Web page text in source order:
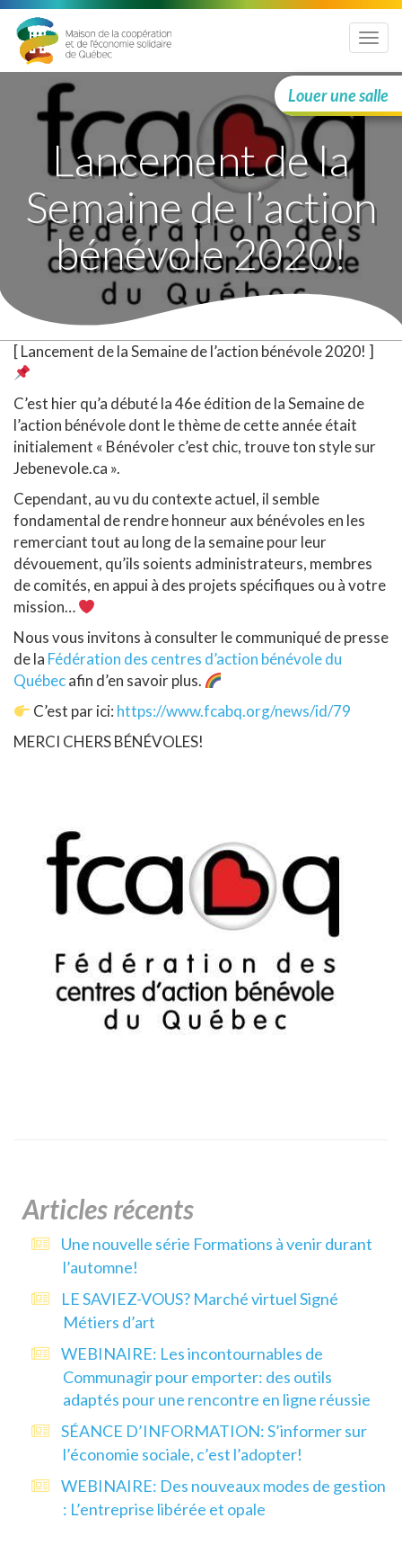
Menu
Louer une salle
Lancement de la
Semaine de l’action
bénévole 2020!
[ Lancement de la Semaine de l’action bénévole 2020! ]
C’est hier qu’a débuté la 46e édition de la Semaine de
l’action bénévole dont le thème de cette année était
initialement « Bénévoler c’est chic, trouve ton style sur
Jebenevole.ca ».
Cependant, au vu du contexte actuel, il semble
fondamental de rendre honneur aux bénévoles en les
remerciant tout au long de la semaine pour leur
dévouement, qu’ils soients administrateurs, membres
de comités, en appui à des projets spécifiques ou à votre
mission…
Nous vous invitons à consulter le communiqué de presse
de la Fédération des centres d’action bénévole du
Québecafin d’en savoir plus.
C’est par ici: https://www.fcabq.org/news/id/79
MERCI CHERS BÉNÉVOLES!
Articles récents
Une nouvelle série Formations à venir durant
l’automne!
LE SAVIEZ-VOUS? Marché virtuel Signé
Métiers d’art
WEBINAIRE: Les incontournables de
Communagir pour emporter: des outils
adaptés pour une rencontre en ligne réussie
SÉANCE D’INFORMATION: S’informer sur
l’économie sociale, c’est l’adopter!
WEBINAIRE: Des nouveaux modes de gestion
: L’entreprise libérée et opale